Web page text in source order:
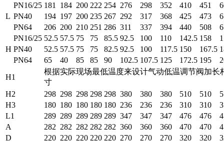
L
PN16/25 181 184 200 222 254 276 298 352 410 451
PN40
194 197 200 235 267 292 317 368 425 473
PN64
206 200 210 251 286 311 337 394 440 508
H
PN16/25 52.5 57.5 75 75 85.5 92.5 100 110 142.5 158
PN40
52.5 57.5 75 75 82.5 92.5 100 117.5 150 167.5
PN64
65 40 85 85 90 102.5 107.5 125 172.5 195
H1
根据实际现场最低温度来设计气动低温调节阀加长
寸
H2
298 298 298 298 298 380 380 380 510 510
H3
180 180 180 180 180 236 236 236 310 310
L1
289 289 289 289 289 347 347 347 476 476
A
282 282 282 282 282 360 360 360 470 470
D
220 220 220 220 220 270 270 270 320 320